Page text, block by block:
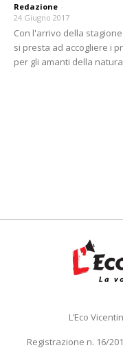
Redazione -
24 Giugno 2017
Con l'arrivo della
si presta ad accogliere i
per gli amanti della
L’Eco
Registrazione n. 16/